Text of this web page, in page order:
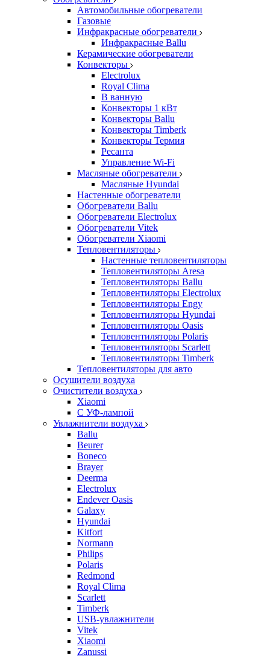
Автомобильные обогреватели
Газовые
Инфракрасные обогреватели
Инфракрасные Ballu
Керамические обогреватели
Конвекторы
Electrolux
Royal Clima
В ванную
Конвекторы 1 кВт
Конвекторы Ballu
Конвекторы Timberk
Конвекторы Термия
Ресанта
Управление Wi-Fi
Масляные обогреватели
Масляные Hyundai
Настенные обогреватели
Обогреватели Ballu
Обогреватели Electrolux
Обогреватели Vitek
Обогреватели Xiaomi
Тепловентиляторы
Настенные тепловентиляторы
Тепловентиляторы Aresa
Тепловентиляторы Ballu
Тепловентиляторы Electrolux
Тепловентиляторы Engy
Тепловентиляторы Hyundai
Тепловентиляторы Oasis
Тепловентиляторы Polaris
Тепловентиляторы Scarlett
Тепловентиляторы Timberk
Тепловентиляторы для авто
Осушители воздуха
Очистители воздуха
Xiaomi
С УФ-лампой
Увлажнители воздуха
Ballu
Beurer
Boneco
Brayer
Deerma
Electrolux
Endever Oasis
Galaxy
Hyundai
Kitfort
Normann
Philips
Polaris
Redmond
Royal Clima
Scarlett
Timberk
USB-увлажнители
Vitek
Xiaomi
Zanussi